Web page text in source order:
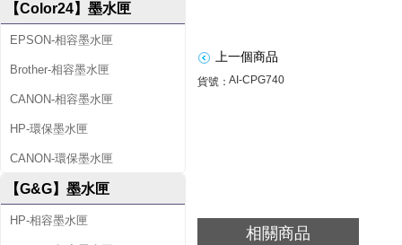
廠
黑
色
墨
水
匣
【Color24】墨水匣
EPSON-相容墨水匣
Brother-相容墨水匣
CANON-相容墨水匣
HP-環保墨水匣
CANON-環保墨水匣
【G&G】墨水匣
HP-相容墨水匣
上一個商品
貨號：AI-CPG740
相關商品